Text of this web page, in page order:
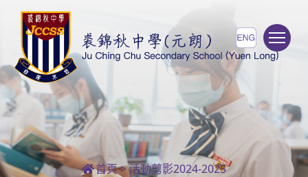
首頁>活動剪影2024-2025